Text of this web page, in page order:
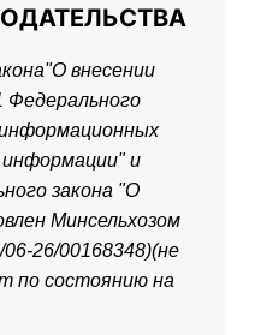
внесении
Федерального
и
закона "О
Минсельхозом
26/00168348)(не
по состоянию на